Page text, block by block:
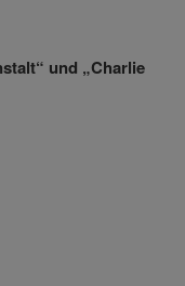
und „Charlie